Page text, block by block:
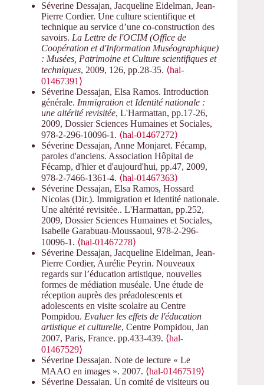
Séverine Dessajan, Jacqueline Eidelman, Jean-
Pierre Cordier. Une culture scientifique et
technique au service d’une co-construction des
savoirs. La Lettre de l'OCIM (Office de
Coopération et d'Information Muséographique)
: Musées, Patrimoine et Culture scientifiques et
techniques, 2009, 126, pp.28-35. ⟨hal-
01467391⟩
Séverine Dessajan, Elsa Ramos. Introduction
générale. Immigration et Identité nationale :
une altérité revisitée, L'Harmattan, pp.17-26,
2009, Dossier Sciences Humaines et Sociales,
978-2-296-10096-1. ⟨hal-01467272⟩
Séverine Dessajan, Anne Monjaret. Fécamp,
paroles d'anciens. Association Hôpital de
Fécamp, d'hier et d'aujourd'hui, pp.47, 2009,
978-2-7466-1361-4. ⟨hal-01467363⟩
Séverine Dessajan, Elsa Ramos, Hossard
Nicolas (Dir.). Immigration et Identité nationale.
Une altérité revisitée.. L'Harmattan, pp.252,
2009, Dossier Sciences Humaines et Sociales,
Isabelle Garabuau-Moussaoui, 978-2-296-
10096-1. ⟨hal-01467278⟩
Séverine Dessajan, Jacqueline Eidelman, Jean-
Pierre Cordier, Aurélie Peyrin. Nouveaux
regards sur l’éducation artistique, nouvelles
formes de médiation muséale. Une étude de
réception auprès des préadolescents et
adolescents en visite scolaire au Centre
Pompidou. Evaluer les effets de l'éducation
artistique et culturelle, Centre Pompidou, Jan
2007, Paris, France. pp.433-439. ⟨hal-
01467529⟩
Séverine Dessajan. Note de lecture « Le
MAAO en images ». 2007. ⟨hal-01467519⟩
Séverine Dessajan. Un comité de visiteurs ou